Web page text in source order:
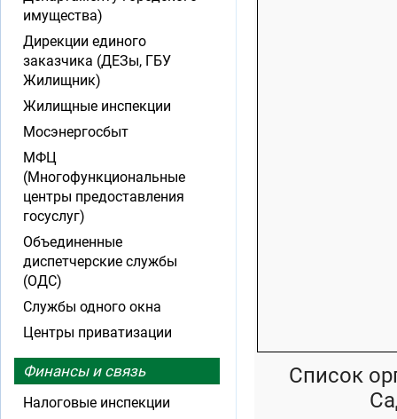
Список
имущества)
Дирекции единого
заказчика (ДЕЗы, ГБУ
Жилищник)
Жилищные инспекции
Мосэнергосбыт
МФЦ
(Многофункциональные
центры предоставления
госуслуг)
Объединенные
диспетчерские службы
(ОДС)
Службы одного окна
Центры приватизации
Финансы и связь
Налоговые инспекции